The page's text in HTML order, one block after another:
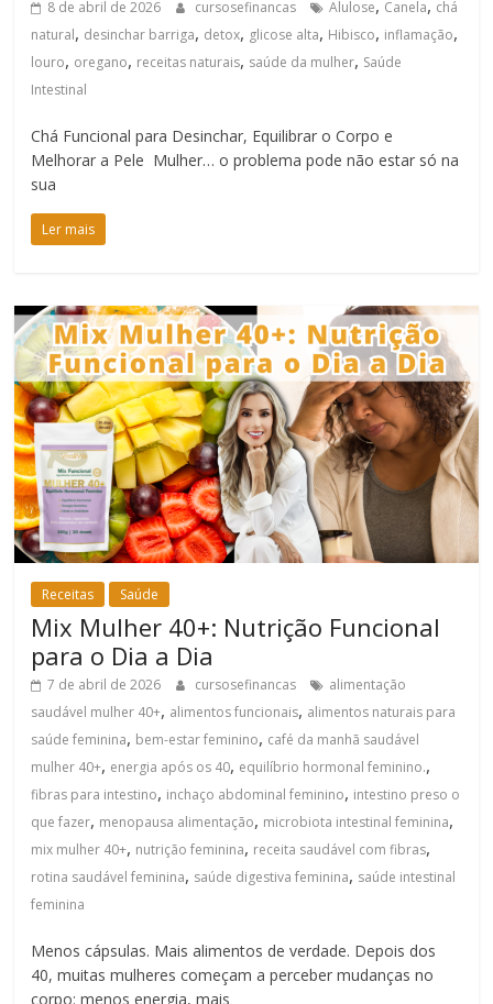
8 de abril de 2026 cursosefinancas Alulose, Canela, chá
natural, desinchar barriga, detox, glicose alta, Hibisco, inflamação,
louro, oregano, receitas naturais, saúde da mulher, Saúde
Intestinal
Chá Funcional para Desinchar, Equilibrar o Corpo e
Melhorar a Pele Mulher… o problema pode não estar só na
sua
Ler mais
Receitas Saúde
Mix Mulher 40+: Nutrição Funcional
para o Dia a Dia
7 de abril de 2026 cursosefinancas
alimentação
saudável mulher 40+, alimentos funcionais, alimentos naturais para
saúde feminina, bem-estar feminino, café da manhã saudável
mulher 40+, energia após os 40, equilíbrio hormonal feminino.,
fibras para intestino, inchaço abdominal feminino, intestino preso o
que fazer, menopausa alimentação, microbiota intestinal feminina,
mix mulher 40+, nutrição feminina, receita saudável com fibras,
rotina saudável feminina, saúde digestiva feminina, saúde intestinal
feminina
Menos cápsulas. Mais alimentos de verdade. Depois dos
40, muitas mulheres começam a perceber mudanças no
corpo: menos energia, mais